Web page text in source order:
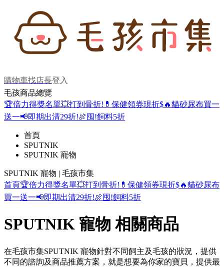
購物車找店長登入
毛孩商品總覽
🏆倍力得獎名單💥打到骨折! 💊保健領券現折$🔥貓砂尿布買一
送一📢即期出清29折!🍖囤!飼料5折
首頁
SPUTNIK
SPUTNIK 寵物
SPUTNIK 寵物 | 毛孩市集
首頁🏆倍力得獎名單💥打到骨折! 💊保健領券現折$🔥貓砂尿布
買一送一📢即期出清29折!🍖囤!飼料5折
SPUTNIK 寵物 相關商品
在毛孩市集SPUTNIK 寵物針對不同飼主及毛孩的狀況，提供
不同的諮詢及商品推薦方案，就是想要為你家的寶貝，提供最